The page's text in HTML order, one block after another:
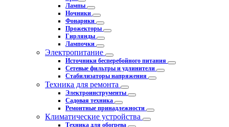
Лампы
Ночники
Фонарики
Прожекторы
Гирлянды
Лампочки
Электропитание
Источники бесперебойного питания
Сетевые фильтры и удлинители
Стабилизаторы напряжения
Техника для ремонта
Электроинструменты
Садовая техника
Ремонтные принадлежности
Климатические устройства
Техника для обогрева